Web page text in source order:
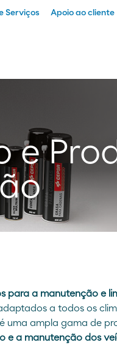
Serviços Apoio ao cliente
e
para a manutenção e
a todos os
uma ampla gama de
e a manutenção dos